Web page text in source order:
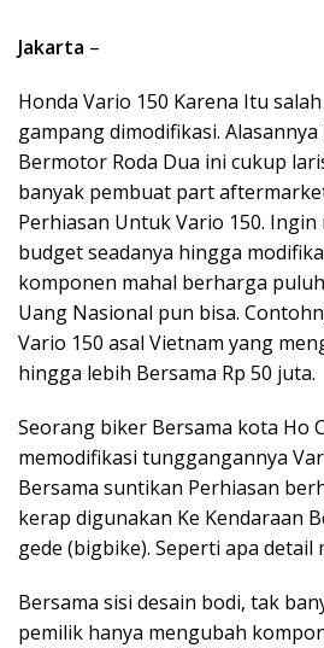
Jakarta –
Honda Vario 150 Karena Itu
gampang dimodifikasi.
Bermotor Roda Dua ini cukup
banyak pembuat part
Perhiasan Untuk Vario 150.
budget seadanya hingga
komponen mahal berharga
Uang Nasional pun bisa.
Vario 150 asal Vietnam yang
hingga lebih Bersama Rp 50 juta.
Seorang biker Bersama kota Ho
memodifikasi tunggangannya
Bersama suntikan Perhiasan
kerap digunakan Ke Kendaraan
gede (bigbike). Seperti apa detail
Bersama sisi desain bodi, tak
pemilik hanya mengubah